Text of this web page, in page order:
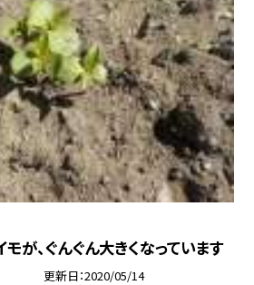
が、ぐんぐん大きくなっています
更新日 2020/05/14